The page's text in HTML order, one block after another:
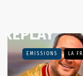
EMISSIONS LA